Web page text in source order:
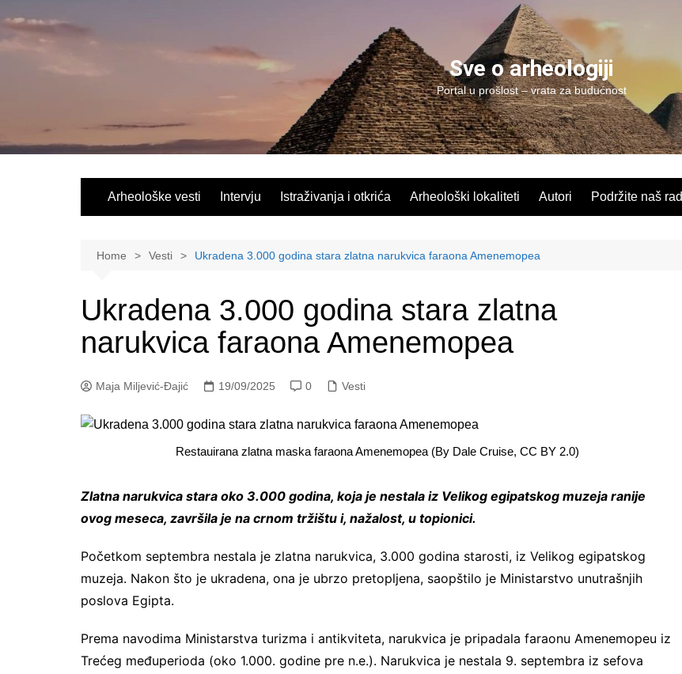
Sve o arheologiji
Portal u prošlost – vrata za budućnost
Arheološke vesti Intervju Istraživanja i otkrića Arheološki lokaliteti Autori Podržite naš rad
Home Vesti Ukradena 3.000 godina stara zlatna narukvica faraona Amenemopea
Ukradena 3.000 godina stara zlatna
narukvica faraona Amenemopea
Maja Miljević-Đajić 19/09/2025 0 Vesti
Restauirana zlatna maska faraona Amenemopea (By Dale Cruise, CC BY 2.0)
Zlatna narukvica stara oko 3.000 godina, koja je nestala iz Velikog egipatskog muzeja ranije
ovog meseca, završila je na crnom tržištu i, nažalost, u topionici.
Početkom septembra nestala je zlatna narukvica, 3.000 godina starosti, iz Velikog egipatskog
muzeja. Nakon što je ukradena, ona je ubrzo pretopljena, saopštilo je Ministarstvo unutrašnjih
poslova Egipta.
Prema navodima Ministarstva turizma i antikviteta, narukvica je pripadala faraonu Amenemopeu iz
Trećeg međuperioda (oko 1.000. godine pre n.e.). Narukvica je nestala 9. septembra iz sefova